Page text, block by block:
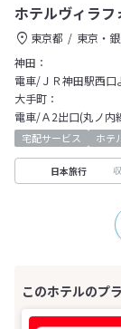
ホテルヴィラ
東京都 東京・
神田：
電車/ＪＲ神田駅西
大手町：
電車/Ａ2出口(丸ノ内
宅配サービス ホテ
日本旅行